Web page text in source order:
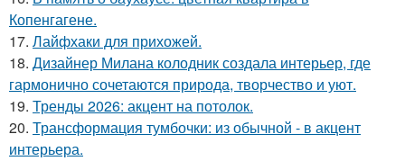
Копенгагене.
17. Лайфхаки для прихожей.
18. Дизайнер Милана колодник создала интерьер, где
гармонично сочетаются природа, творчество и уют.
19. Тренды 2026: акцент на потолок.
20. Трансформация тумбочки: из обычной - в акцент
интерьера.